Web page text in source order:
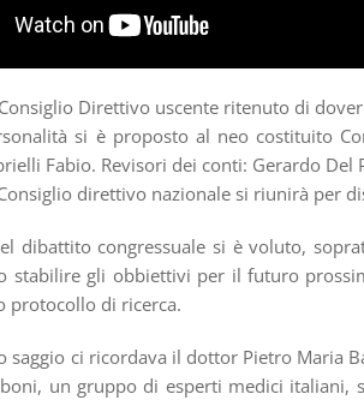
Direttivo uscente ritenuto di
si è proposto al neo costituito
Fabio. Revisori dei conti: Gerardo
direttivo nazionale si riunirà per
dibattito congressuale si è voluto,
stabilire gli obbiettivi per il futuro
protocollo di ricerca.
saggio ci ricordava il dottor Pietro Maria
un gruppo di esperti medici italiani,